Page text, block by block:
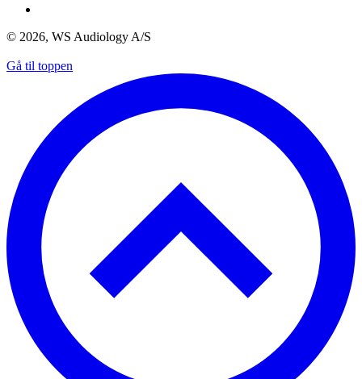
© 2026, WS Audiology A/S
Gå til toppen